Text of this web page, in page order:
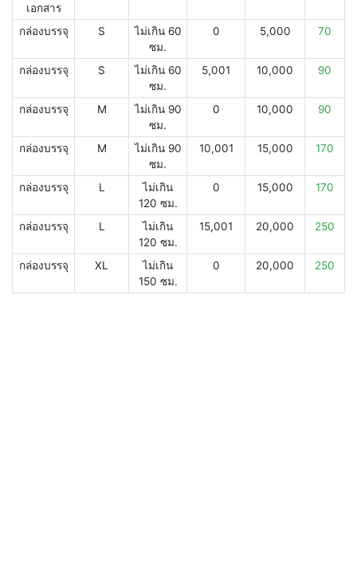
เอกสาร
กล่องบรรจุ S
ไม่เกิน 60
ซม.
0 5,000 70
กล่องบรรจุ S
ไม่เกิน 60
ซม.
5,001 10,000 90
กล่องบรรจุ M
ไม่เกิน 90
ซม.
0 10,000 90
กล่องบรรจุ M
ไม่เกิน 90
ซม.
10,001 15,000 170
กล่องบรรจุ L
ไม่เกิน
120 ซม.
0 15,000 170
กล่องบรรจุ L
ไม่เกิน
120 ซม.
15,001 20,000 250
กล่องบรรจุ XL
ไม่เกิน
150 ซม.
0 20,000 250